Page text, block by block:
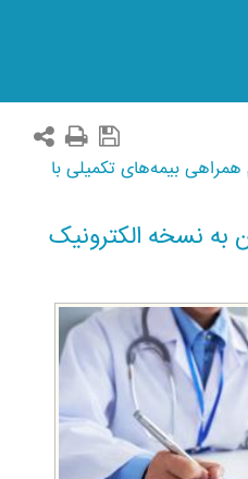
بیمه‌های تکمیلی با
به نسخه الکترونیک